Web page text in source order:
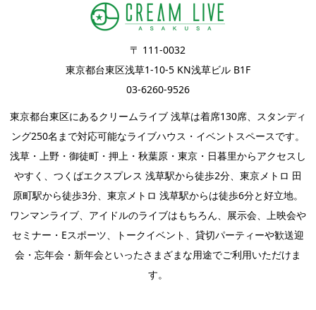
〒 111-0032
東京都台東区浅草1-10-5 KN浅草ビル B1F
03-6260-9526
東京都台東区にあるクリームライブ 浅草は着席130席、スタンディ
ング250名まで対応可能なライブハウス・イベントスペースです。
浅草・上野・御徒町・押上・秋葉原・東京・日暮里からアクセスし
やすく、つくばエクスプレス 浅草駅から徒歩2分、東京メトロ 田
原町駅から徒歩3分、東京メトロ 浅草駅からは徒歩6分と好立地。
ワンマンライブ、 アイドルのライブはもちろん、 展示会、上映会や
セミナー・ Eスポーツ トークイベント 貸切パーティーや歓送迎
会・忘年会・新年会といったさまざまな用途でご利用いただけま
す。